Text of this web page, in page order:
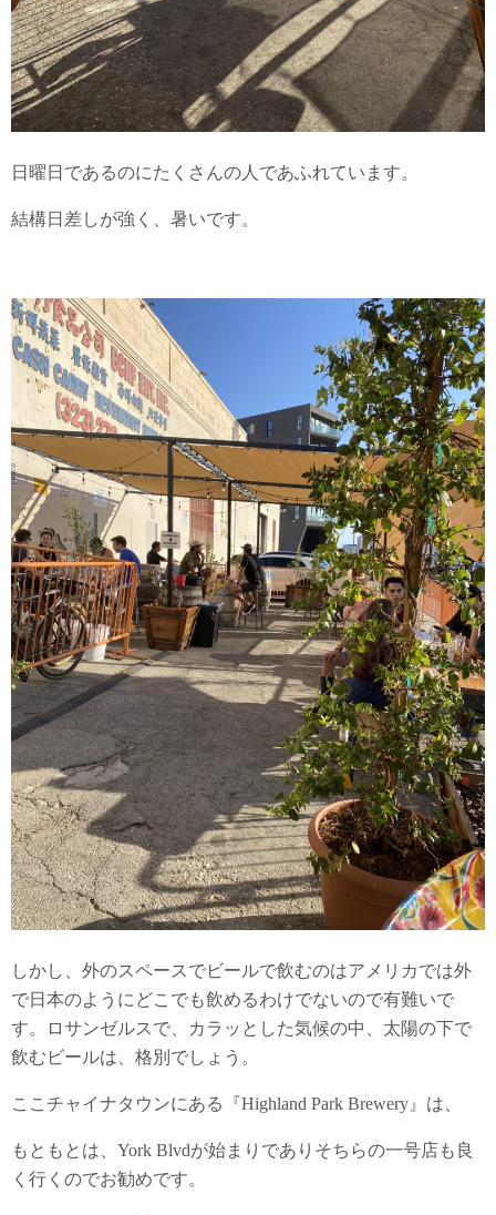
日曜日であるのにたくさんの人であふれています。
結構日差しが強く、暑いです。
しかし、外のスペースでビールで飲むのはアメリカでは外
で日本のようにどこでも飲めるわけでないので有難いで
す。ロサンゼルスで、カラッとした気候の中、太陽の下で
飲むビールは、格別でしょう。
ここチャイナタウンにある『Highland Park Brewery』は、
もともとは、York Blvdが始まりでありそちらの一号店も良
く行くのでお勧めです。